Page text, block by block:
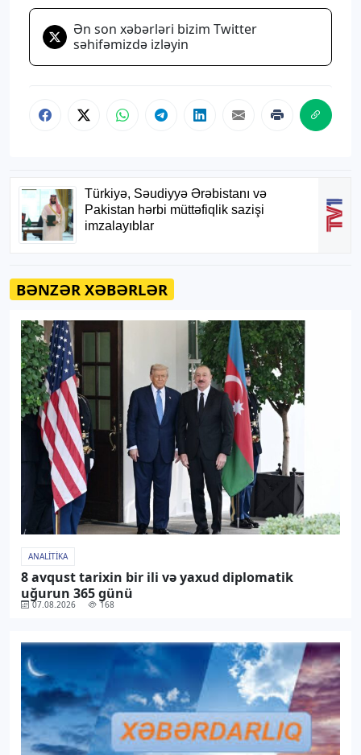
Ən son xəbərləri bizim Twitter
səhifəmizdə izləyin
BƏNZƏR XƏBƏRLƏR
ANALITIKA
8 avqust tarixin bir ili və yaxud diplomatik
uğurun 365 günü
07.08.2026 168